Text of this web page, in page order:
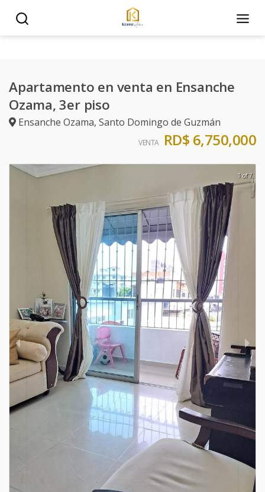
Apartamento en venta en Ensanche
Ozama, 3er piso
Ensanche Ozama, Santo Domingo de Guzmán
VENTA RD$ 6,750,000
1 of 7